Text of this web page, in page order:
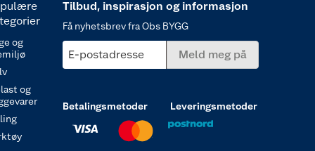
og
og
Tilbud, inspirasjon og informasjon
Få nyhetsbrev fra Obs BYGG
E-postadresse Meld meg på
Betalingsmetoder Leveringsmetoder